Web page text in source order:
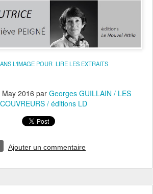
L'IMAGE POUR LIRE LES EXTRAITS
2016 par Georges GUILLAIN / LES
/ éditions LD
Ajouter un commentaire